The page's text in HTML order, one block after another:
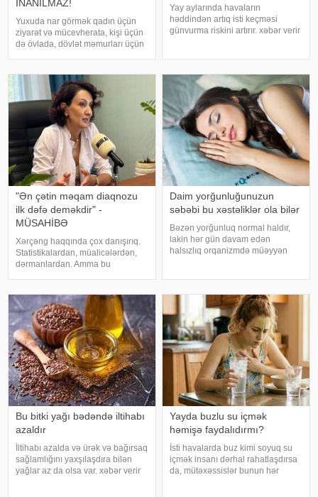
İNANILMAZ!
Yuxuda nar görmək qadın üçün
ziyarət və mücevherata, kişi üçün
də övlada, dövlət məmurları üçün
bərəkətinə, tacir üçün çox quru,
xalq üçün yaxşı bir idarəy
Yay aylarında havaların
həddindən artıq isti keçməsi
günvurma riskini artırır. xəbər verir
diqqətli olmalıdırlar.
Günvurmadan qorunma
"Ən çətin məqam diaqnozu
ilk dəfə deməkdir" -
MÜSAHİBƏ
Xərçəng haqqında çox danışırıq.
Statistikalardan, müalicələrdən,
dərmanlardan. Amma bu
qorxularından, ümidlərindən,
yanlış bildiklərindən daha az
danışırıq. Elə buna gör
Daim yorğunluğunuzun
səbəbi bu xəstəliklər ola bilər
Bəzən yorğunluq normal haldır,
lakin hər gün davam edən
halsızlıq orqanizmdə müəyyən
qan azlığı, qalxanabənzər vəz
xəstəlikləri, şəkərl
Bu bitki yağı bədəndə iltihabı
azaldır
İltihabı azalda və ürək və bağırsaq
sağlamlığını yaxşılaşdıra bilən
yağlar az da olsa var. xəbər verir
Yayda buzlu su içmək
həmişə faydalıdırmı?
İsti havalarda buz kimi soyuq su
içmək insanı dərhal rahatlaşdırsa
da, mütəxəssislər bunun hər